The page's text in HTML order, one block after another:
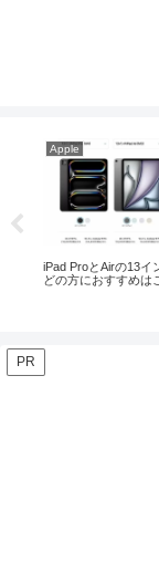
Apple
iPad ProとAirの13イ
どの方におすすめは
PR